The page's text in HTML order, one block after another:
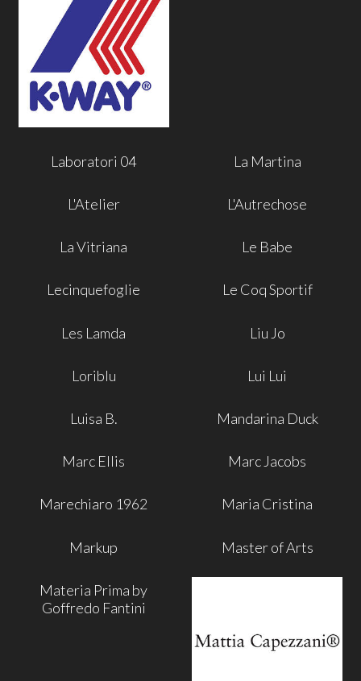
Laboratori 04 La Martina
L'Atelier L'Autrechose
La Vitriana Le Babe
Lecinquefoglie Le Coq Sportif
Les Lamda Liu Jo
Loriblu Lui Lui
Luisa B. Mandarina Duck
Marc Ellis Marc Jacobs
Marechiaro 1962 Maria Cristina
Markup Master of Arts
Materia Prima by
Goffredo Fantini